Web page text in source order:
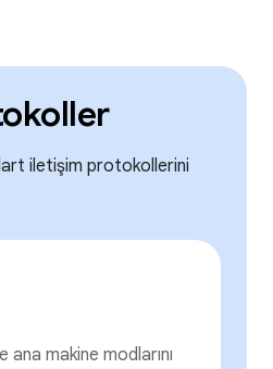
iletişim protokollerini
ana makine modlarını